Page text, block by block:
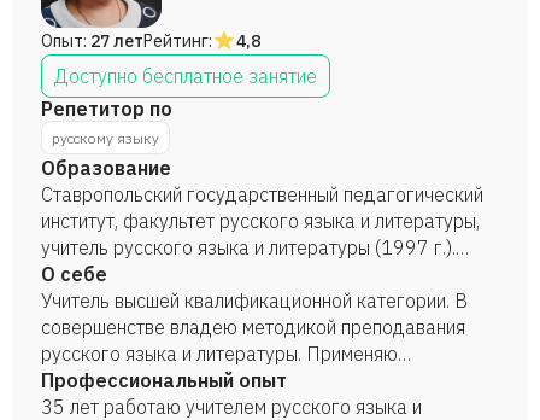
Опыт: 27 летРейтинг: 4,8
Доступно бесплатное занятие
Репетитор по
русскому языку
Образование
Ставропольский государственный педагогический
институт, факультет русского языка и литературы,
учитель русского языка и литературы (1997 г.).
Ставропольский государственный педагогический
институт, факультет школьная психология, школьный
психолог (1997 г.).
О себе
Учитель высшей квалификационной категории. В
совершенстве владею методикой преподавания
русского языка и литературы. Применяю
педагогические технологии проблемного
обучения,групповые, игровые технологии. Быстро
Профессиональный опыт
35 лет работаю учителем русского языка и